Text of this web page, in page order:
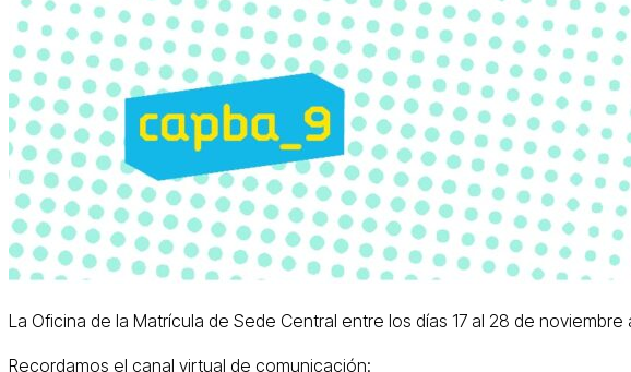
La Oficina de la Matrícula de Sede Central entre los días 17 al 28 de
Recordamos el canal virtual de comunicación: